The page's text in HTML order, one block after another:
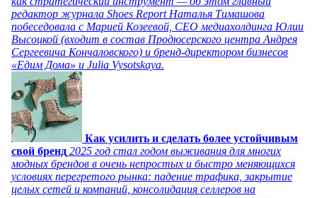
редактор журнала Shoes Report Наталья Тимашова
побеседовала с Марией Козеевой, СЕО медиахолдинга Юлии
Высоцкой (входит в состав Продюсерского центра Андрея
Сергеевича Кончаловского) и бренд-директором бизнесов
«Едим Дома» и Julia Vysotskaya.
Как усилить и сделать более устойчивым
свой бренд 2025 год стал годом выживания для многих
модных брендов в очень непростых и быстро меняющихся
условиях перегретого рынка: падение трафика, закрытие
целых сетей и компаний, консолидация селлеров на